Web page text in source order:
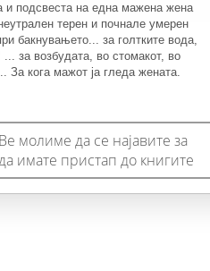
и подсвеста на една мажена жена
терен и почнале умерен
бакнувањето... за голтките вода,
... за возбудата, во стомакот, во
За кога мажот ја гледа жената.
Ве молиме да се најавите за
имате пристап до книгите